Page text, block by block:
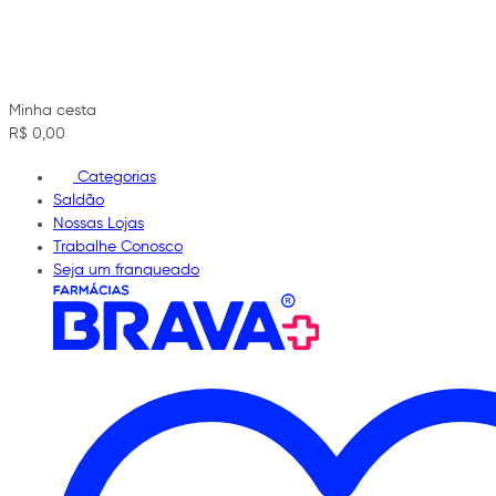
Minha cesta
R$ 0,00
Categorias
Saldão
Nossas Lojas
Trabalhe Conosco
Seja um franqueado